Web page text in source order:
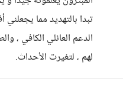
تبدا بالتهديد مما
الدعم العائلي الكافي ،
لهم ، لتغيرت الأحداث.